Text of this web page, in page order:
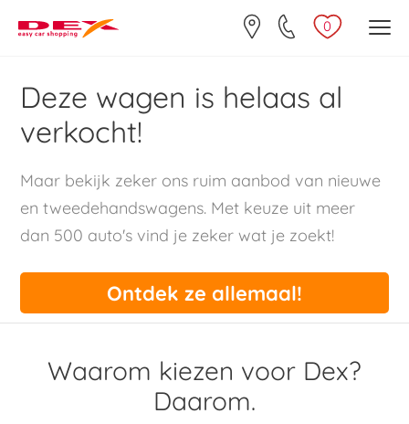
0
Deze wagen is helaas al
verkocht!
Maar bekijk zeker ons ruim aanbod van nieuwe
en tweedehandswagens. Met keuze uit meer
dan 500 auto's vind je zeker wat je zoekt!
Ontdek ze allemaal!
Waarom kiezen voor Dex?
Daarom.